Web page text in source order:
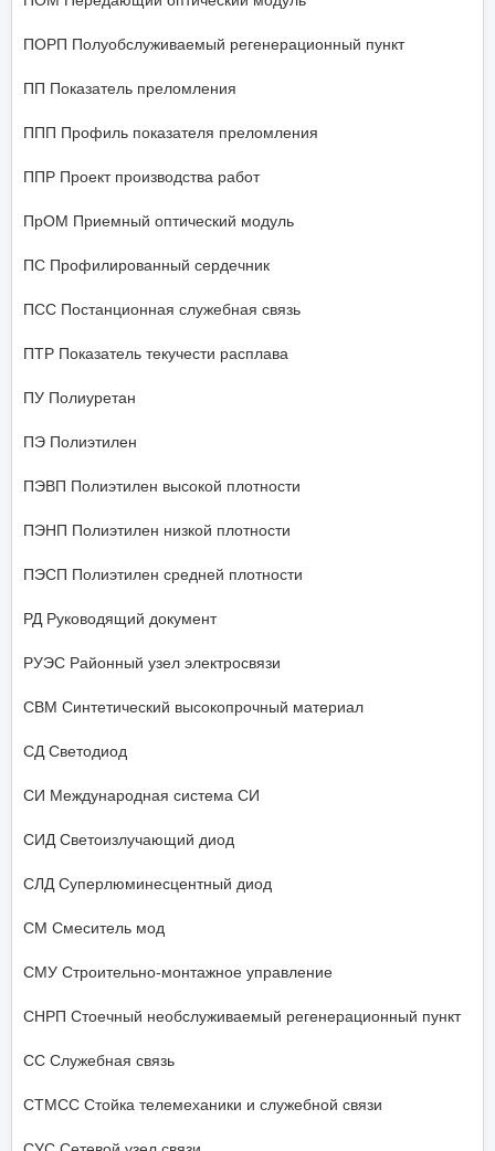
ПОРП Полуобслуживаемый регенерационный пункт
ПП Показатель преломления
ППП Профиль показателя преломления
ППР Проект производства работ
ПрОМ Приемный оптический модуль
ПС Профилированный сердечник
ПСС Постанционная служебная связь
ПТР Показатель текучести расплава
ПУ Полиуретан
ПЭ Полиэтилен
ПЭВП Полиэтилен высокой плотности
ПЭНП Полиэтилен низкой плотности
ПЭСП Полиэтилен средней плотности
РД Руководящий документ
РУЭС Районный узел электросвязи
СВМ Синтетический высокопрочный материал
СД Светодиод
СИ Международная система СИ
СИД Светоизлучающий диод
СЛД Суперлюминесцентный диод
СМ Смеситель мод
СМУ Строительно-монтажное управление
СНРП Стоечный необслуживаемый регенерационный пункт
СС Служебная связь
СТМСС Стойка телемеханики и служебной связи